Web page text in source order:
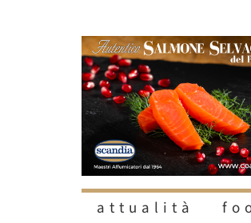
attualità